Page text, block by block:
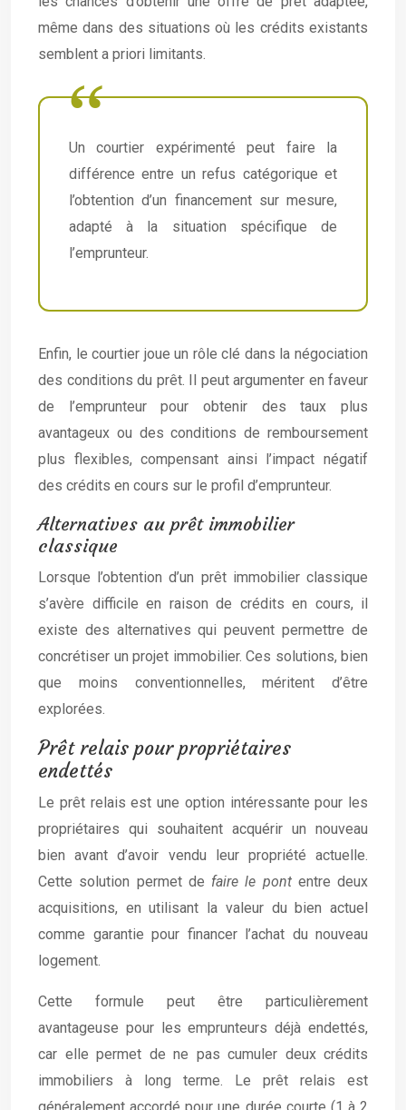
même dans des situations où les crédits existants
semblent a priori limitants.
Un courtier expérimenté peut faire la
différence entre un refus catégorique et
l’obtention d’un financement sur mesure,
adapté à la situation spécifique de
l’emprunteur.
Enfin, le courtier joue un rôle clé dans la négociation
des conditions du prêt. Il peut argumenter en faveur
de l’emprunteur pour obtenir des taux plus
avantageux ou des conditions de remboursement
plus flexibles, compensant ainsi l’impact négatif
des crédits en cours sur le profil d’emprunteur.
Alternatives au prêt immobilier
classique
Lorsque l’obtention d’un prêt immobilier classique
s’avère difficile en raison de crédits en cours, il
existe des alternatives qui peuvent permettre de
concrétiser un projet immobilier. Ces solutions, bien
que moins conventionnelles, méritent d’être
explorées.
Prêt relais pour propriétaires
endettés
Le prêt relais est une option intéressante pour les
propriétaires qui souhaitent acquérir un nouveau
bien avant d’avoir vendu leur propriété actuelle.
Cette solution permet de faire le pont entre deux
acquisitions, en utilisant la valeur du bien actuel
comme garantie pour financer l’achat du nouveau
logement.
Cette formule peut être particulièrement
avantageuse pour les emprunteurs déjà endettés,
car elle permet de ne pas cumuler deux crédits
immobiliers à long terme. Le prêt relais est